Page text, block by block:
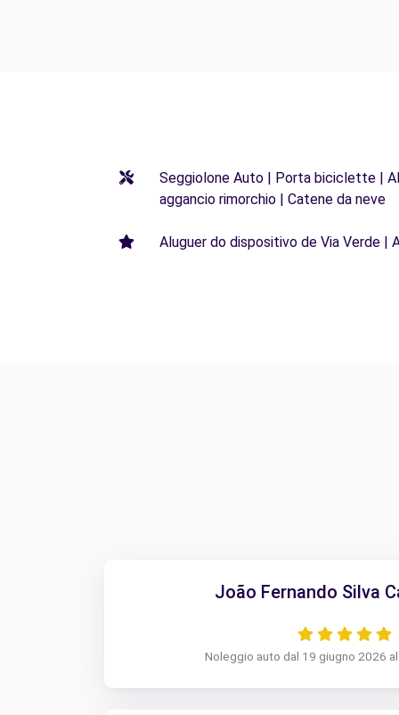
Seggiolone Auto | Porta biciclette |
aggancio rimorchio | Catene da neve
Aluguer do dispositivo de Via Verde |
João Fernando Silva
Noleggio auto dal 19 giugno 2026